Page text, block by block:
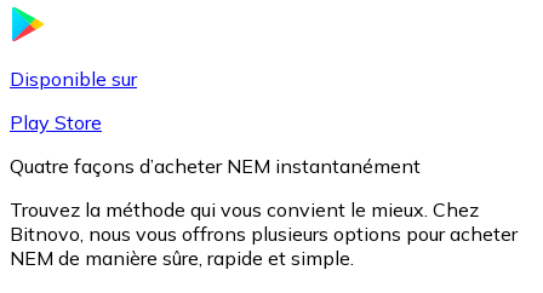
Disponible sur
Play Store
Quatre façons d’acheter NEM instantanément
Trouvez la méthode qui vous convient le mieux. Chez
Bitnovo, nous vous offrons plusieurs options pour acheter
NEM de manière sûre, rapide et simple.